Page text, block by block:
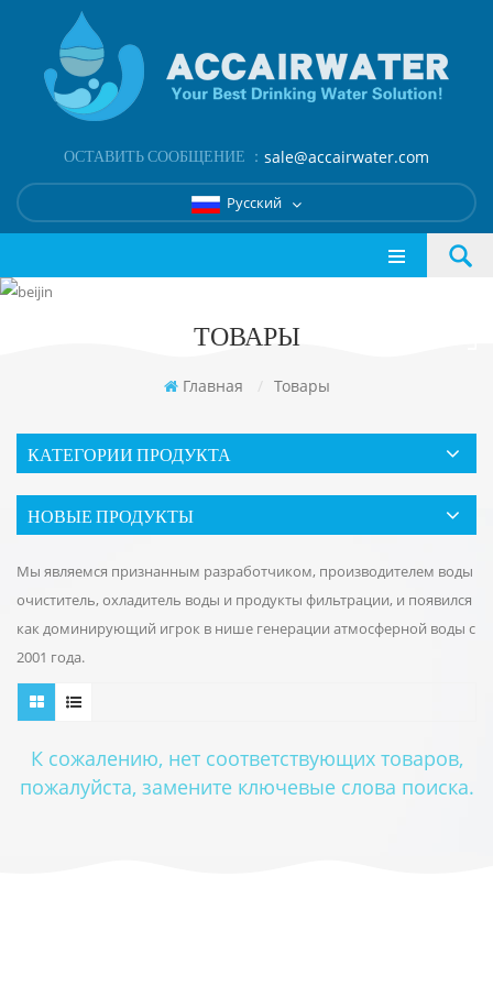
ОСТАВИТЬ СООБЩЕНИЕ ： sale@accairwater.com
Русский
ТОВАРЫ
Главная / Товары
КАТЕГОРИИ ПРОДУКТА
НОВЫЕ ПРОДУКТЫ
Мы являемся признанным разработчиком, производителем воды
очиститель, охладитель воды и продукты фильтрации, и появился
как доминирующий игрок в нише генерации атмосферной воды с
2001 года.
К сожалению, нет соответствующих товаров,
пожалуйста, замените ключевые слова поиска.